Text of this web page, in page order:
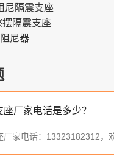
尼隔震支座
摆隔震支座
尼器
座厂家电话是多少？
厂家电话：13323182312，